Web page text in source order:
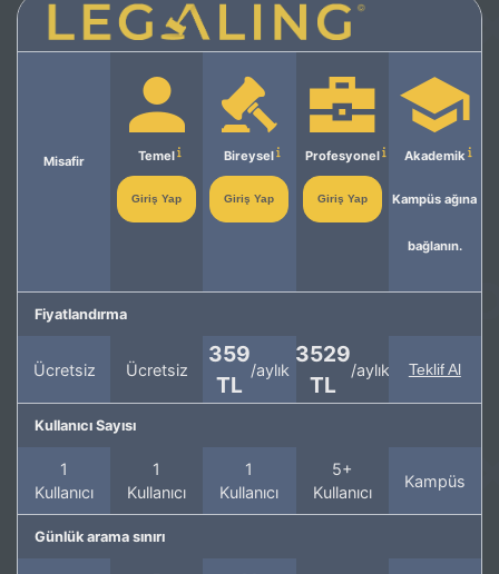
Misafir Temel
Giriş Yap
Bireysel
Giriş Yap
Profesyonel
Giriş Yap
Akademik
Kampüs ağına
bağlanın.
Fiyatlandırma
Ücretsiz Ücretsiz
359
TL
/aylık
3529
TL
/aylık Teklif Al
Kullanıcı Sayısı
1
Kullanıcı
1
Kullanıcı
1
Kullanıcı
5+
Kullanıcı
Kampüs
Günlük arama sınırı